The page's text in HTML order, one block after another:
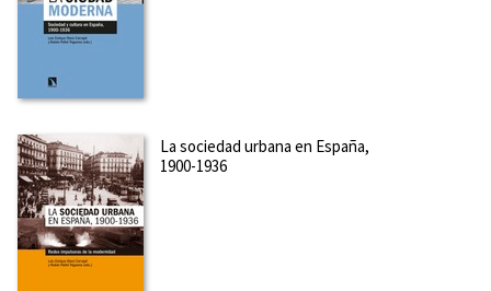
La sociedad urbana en España,
1900-1936